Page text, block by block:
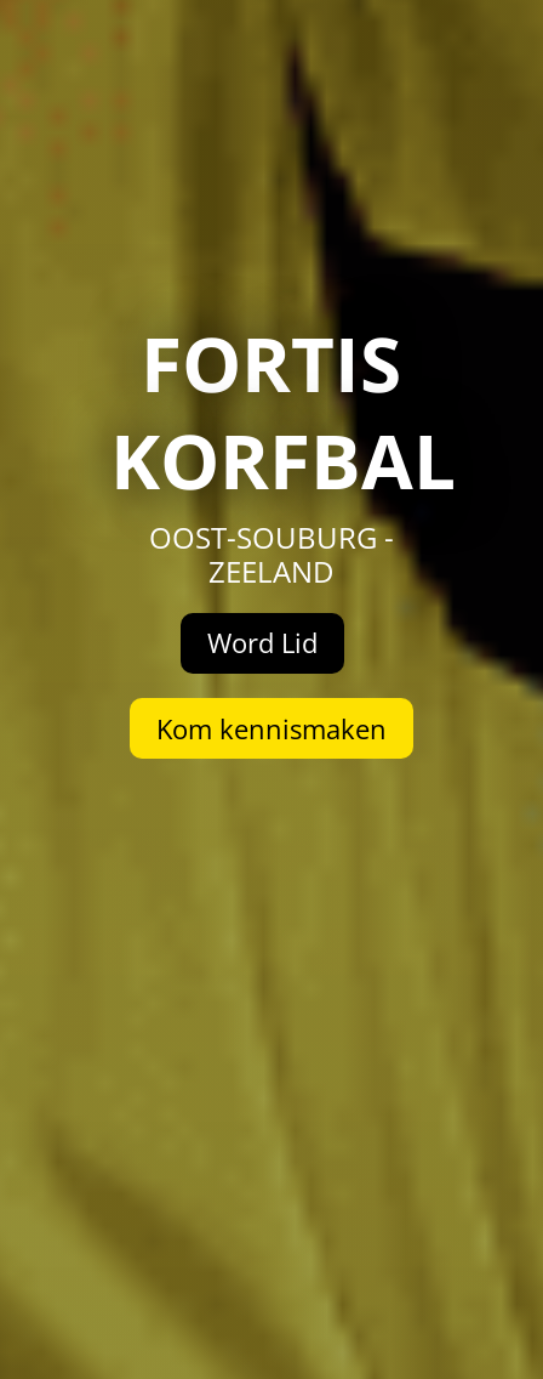
FORTIS
KORFBAL
OOST-SOUBURG -
ZEELAND
Word Lid
Kom kennismaken